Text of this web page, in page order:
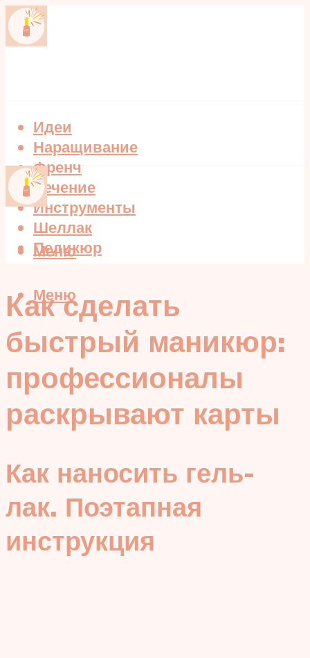
Идеи
Наращивание
Френч
Лечение
Инструменты
Шеллак
Педикюр
Меню
Меню
Как сделать
быстрый маникюр:
профессионалы
раскрывают карты
Как наносить гель-
лак. Поэтапная
инструкция